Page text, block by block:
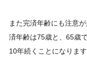
また完済年齢にも注意
済年齢は75歳と、65歳
10年続くことになります